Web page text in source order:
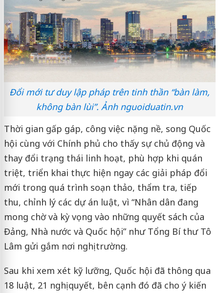
Đổi mới tư duy lập pháp trên tinh thần “bàn làm,
không bàn lùi”. Ảnh nguoiduatin.vn
Thời gian gấp gáp, công việc nặng nề, song Quốc
hội cùng với Chính phủ cho thấy sự chủ động và
thay đổi trạng thái linh hoạt, phù hợp khi quán
triệt, triển khai thực hiện ngay các giải pháp đổi
mới trong quá trình soạn thảo, thẩm tra, tiếp
thu, chỉnh lý các dự án luật, vì “Nhân dân đang
mong chờ và kỳ vọng vào những quyết sách của
Đảng, Nhà nước và Quốc hội” như Tổng Bí thư Tô
Lâm gửi gắm nơi nghị trường.
Sau khi xem xét kỹ lưỡng, Quốc hội đã thông qua
18 luật, 21 nghị quyết, bên cạnh đó đã cho ý kiến